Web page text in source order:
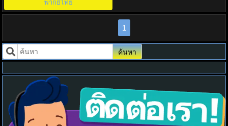
พากย์ไทย
1
ค้นหา